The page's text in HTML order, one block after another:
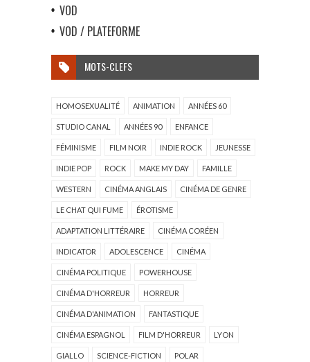
VOD
VOD / PLATEFORME
MOTS-CLEFS
HOMOSEXUALITÉ ANIMATION ANNÉES 60
STUDIO CANAL ANNÉES 90 ENFANCE
FÉMINISME FILM NOIR INDIE ROCK JEUNESSE
INDIE POP ROCK MAKE MY DAY FAMILLE
WESTERN CINÉMA ANGLAIS CINÉMA DE GENRE
LE CHAT QUI FUME ÉROTISME
ADAPTATION LITTÉRAIRE CINÉMA CORÉEN
INDICATOR ADOLESCENCE CINÉMA
CINÉMA POLITIQUE POWERHOUSE
CINÉMA D'HORREUR HORREUR
CINÉMA D'ANIMATION FANTASTIQUE
CINÉMA ESPAGNOL FILM D'HORREUR LYON
GIALLO SCIENCE-FICTION POLAR